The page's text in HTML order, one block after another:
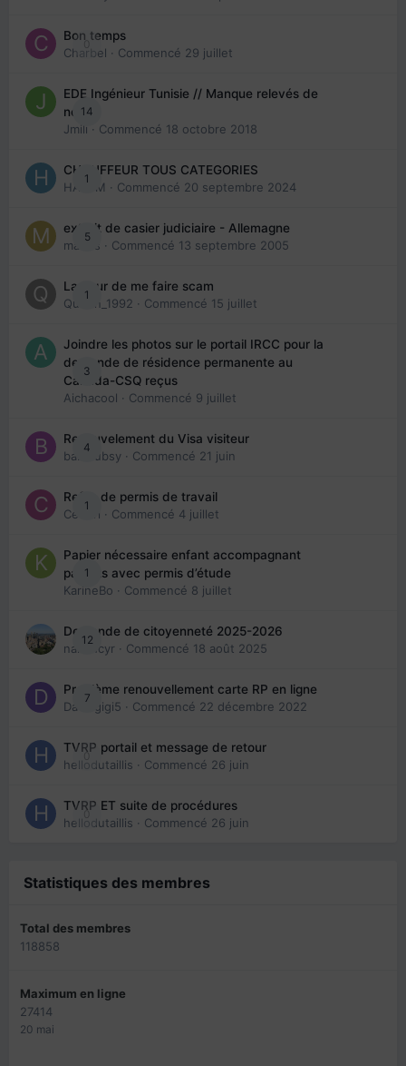
0
Bon temps
Charbel · Commencé 29 juillet
14
EDE Ingénieur Tunisie // Manque relevés de
note
Jmili · Commencé 18 octobre 2018
1
CHAUFFEUR TOUS CATEGORIES
HAZEM · Commencé 20 septembre 2024
5
extrait de casier judiciaire - Allemagne
maries · Commencé 13 septembre 2005
1
La peur de me faire scam
Queen_1992 · Commencé 15 juillet
3
Joindre les photos sur le portail IRCC pour la
demande de résidence permanente au
Canada-CSQ reçus
Aichacool · Commencé 9 juillet
4
Renouvelement du Visa visiteur
babibubsy · Commencé 21 juin
1
Refus de permis de travail
Cedbri · Commencé 4 juillet
1
Papier nécessaire enfant accompagnant
parents avec permis d’étude
KarineBo · Commencé 8 juillet
12
Demande de citoyenneté 2025-2026
nanancyr · Commencé 18 août 2025
7
Problème renouvellement carte RP en ligne
Davidgigi5 · Commencé 22 décembre 2022
0
TVRP portail et message de retour
hellodutaillis · Commencé 26 juin
0
TVRP ET suite de procédures
hellodutaillis · Commencé 26 juin
Statistiques des membres
Total des membres
118858
Maximum en ligne
27414
20 mai